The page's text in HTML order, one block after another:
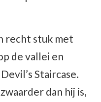
recht stuk met
de vallei en
Staircase.
dan hij is,